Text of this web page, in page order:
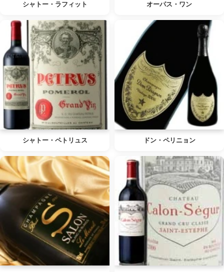
シャトー・ラフィット オーパス・ワン
シャトー・ペトリュス ドン・ペリニョン